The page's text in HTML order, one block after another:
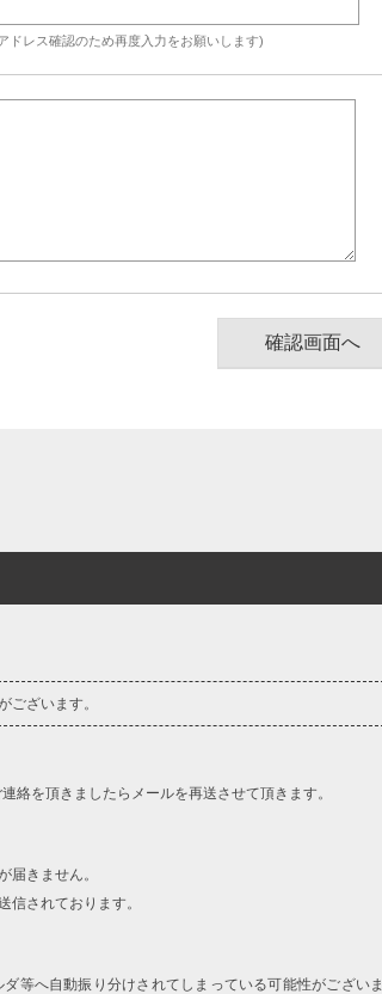
ドレス確認のため再度入力をお願いします)
ございます。
絡を頂きましたらメールを再送させて頂きます。
届きません。
信されております。
等へ自動振り分けされてしまっている可能性がございま